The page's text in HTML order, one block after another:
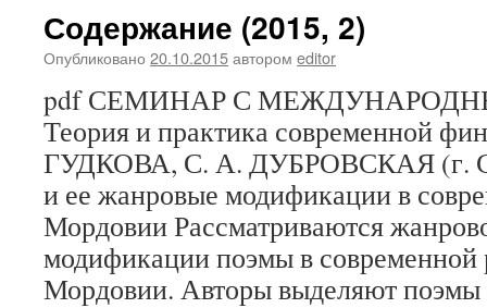
Содержание (2015, 2)
Опубликовано 20.10.2015автором editor
pdf СЕМИНАР С
Теория и практика современной
ГУДКОВА, С. А. ДУБРОВСКАЯ (г.
и ее жанровые модификации в
Мордовии Рассматриваются
модификации поэмы в современной
Мордовии. Авторы выделяют